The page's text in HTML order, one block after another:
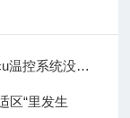
系统没选对
区“里发生